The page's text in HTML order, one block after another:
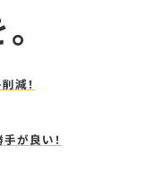
減！
が良い！